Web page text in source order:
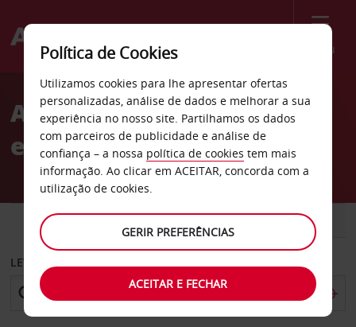
Menu
Welcome
AvisAluguer de carros Sears
em Lubbock
CARRO COMERCIAIS
LEVANTAR EM
Política de Cookies
Utilizamos cookies para lhe apresentar ofertas
personalizadas, análise de dados e melhorar a sua
experiência no nosso site. Partilhamos os dados
com parceiros de publicidade e análise de
confiança – a nossa política de cookies tem mais
informação. Ao clicar em ACEITAR, concorda com a
utilização de cookies.
GERIR PREFERÊNCIAS
ACEITAR E FECHAR